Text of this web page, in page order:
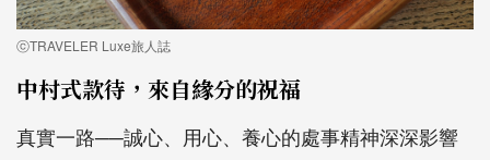
ⓒTRAVELER Luxe旅人誌
中村式款待，來自緣分的祝福
真實一路──誠心、用心、養心的處事精神深深影響